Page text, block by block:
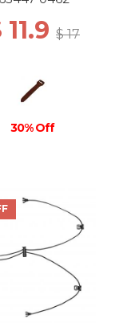
11.9 $ 17
30% Off